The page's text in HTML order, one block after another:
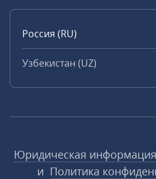
Россия (RU)
Узбекистан (UZ)
Юридическая информация
и Политика